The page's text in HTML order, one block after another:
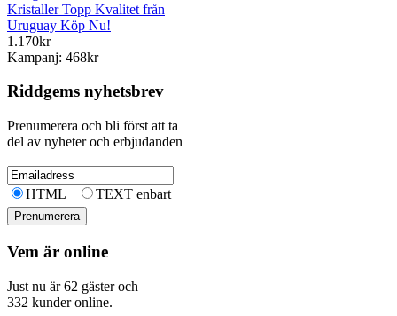
Kristaller Topp Kvalitet från
Uruguay Köp Nu!
1.170kr
Kampanj: 468kr
Riddgems nyhetsbrev
Prenumerera och bli först att ta
del av nyheter och erbjudanden
HTML TEXT enbart
Vem är online
Just nu är 62 gäster och
332 kunder online.